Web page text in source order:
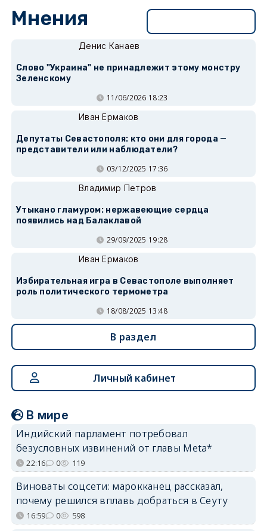
Мнения
Денис Канаев
Слово "Украина" не принадлежит этому монстру
Зеленскому
11/06/2026 18:23
Иван Ермаков
Депутаты Севастополя: кто они для города —
представители или наблюдатели?
03/12/2025 17:36
Владимир Петров
Утыкано гламуром: нержавеющие сердца
появились над Балаклавой
29/09/2025 19:28
Иван Ермаков
Избирательная игра в Севастополе выполняет
роль политического термометра
18/08/2025 13:48
В раздел
Личный кабинет
В мире
Индийский парламент потребовал
безусловных извинений от главы Meta*
22:16 0 119
Виноваты соцсети: марокканец рассказал,
почему решился вплавь добраться в Сеуту
16:59 0 598